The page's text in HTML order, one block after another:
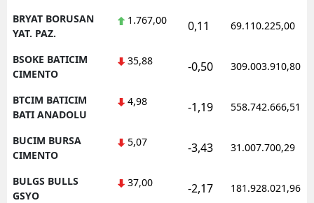
BRYAT BORUSAN
YAT. PAZ.
1.767,00 0,11 69.110.225,00
BSOKE BATICIM
CIMENTO
35,88 -0,50 309.003.910,80
BTCIM BATICIM
BATI ANADOLU
4,98 -1,19 558.742.666,51
BUCIM BURSA
CIMENTO
5,07 -3,43 31.007.700,29
BULGS BULLS
GSYO
37,00 -2,17 181.928.021,96